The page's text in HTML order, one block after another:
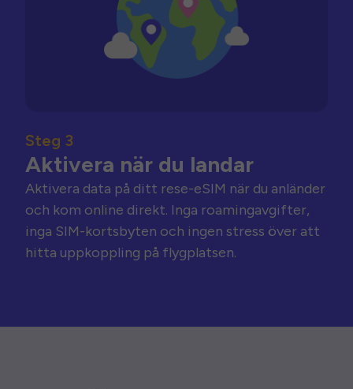
Steg 3
Aktivera när du landar
Aktivera data på ditt rese-eSIM när du anländer
och kom online direkt. Inga roamingavgifter,
inga SIM-kortsbyten och ingen stress över att
hitta uppkoppling på flygplatsen.